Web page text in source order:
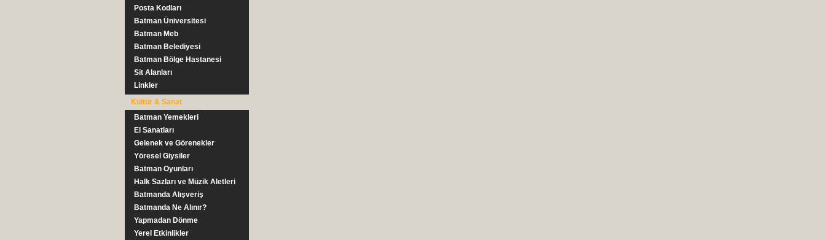
Posta Kodları
Batman Üniversitesi
Batman Meb
Batman Belediyesi
Batman Bölge Hastanesi
Sit Alanları
Linkler
Kültür & Sanat
Batman Yemekleri
El Sanatları
Gelenek ve Görenekler
Yöresel Giysiler
Batman Oyunları
Halk Sazları ve Müzik Aletleri
Batmanda Alışveriş
Batmanda Ne Alınır?
Yapmadan Dönme
Yerel Etkinlikler